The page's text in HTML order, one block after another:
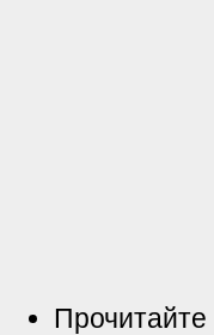
Прочитайте